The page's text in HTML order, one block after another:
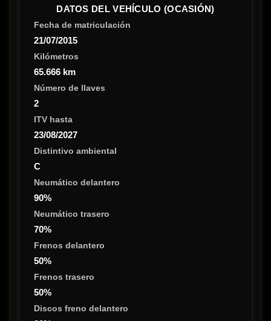
DATOS DEL VEHÍCULO (OCASIÓN)
Fecha de matriculación
21/07/2015
Kilómetros
65.666 km
Número de llaves
2
ITV hasta
23/08/2027
Distintivo ambiental
C
Neumático delantero
90%
Neumático trasero
70%
Frenos delantero
50%
Frenos trasero
50%
Discos freno delantero